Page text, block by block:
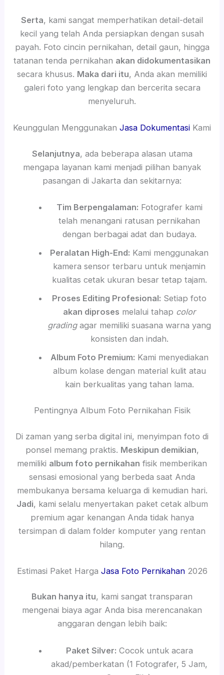
Serta, kami sangat memperhatikan detail-detail
kecil yang telah Anda persiapkan dengan susah
payah. Foto cincin pernikahan, detail gaun, hingga
tatanan tenda pernikahan akan didokumentasikan
secara khusus. Maka dari itu, Anda akan memiliki
galeri foto yang lengkap dan bercerita secara
menyeluruh.
Keunggulan Menggunakan Jasa Dokumentasi Kami
Selanjutnya, ada beberapa alasan utama
mengapa layanan kami menjadi pilihan banyak
pasangan di Jakarta dan sekitarnya:
Tim Berpengalaman: Fotografer kami
telah menangani ratusan pernikahan
dengan berbagai adat dan budaya.
Peralatan High-End: Kami menggunakan
kamera sensor terbaru untuk menjamin
kualitas cetak ukuran besar tetap tajam.
Proses Editing Profesional: Setiap foto
akan diproses melalui tahap color
gradingagar memiliki suasana warna yang
konsisten dan indah.
Album Foto Premium: Kami menyediakan
album kolase dengan material kulit atau
kain berkualitas yang tahan lama.
Pentingnya Album Foto Pernikahan Fisik
Di zaman yang serba digital ini, menyimpan foto di
ponsel memang praktis. Meskipun demikian,
memiliki album foto pernikahan fisik memberikan
sensasi emosional yang berbeda saat Anda
membukanya bersama keluarga di kemudian hari.
Jadi, kami selalu menyertakan paket cetak album
premium agar kenangan Anda tidak hanya
tersimpan di dalam folder komputer yang rentan
hilang.
Estimasi Paket Harga Jasa Foto Pernikahan2026
Bukan hanya itu, kami sangat transparan
mengenai biaya agar Anda bisa merencanakan
anggaran dengan lebih baik:
Paket Silver: Cocok untuk acara
akad/pemberkatan (1 Fotografer, 5 Jam,